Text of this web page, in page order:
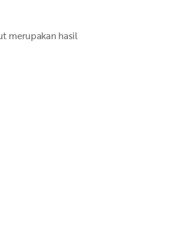
merupakan hasil